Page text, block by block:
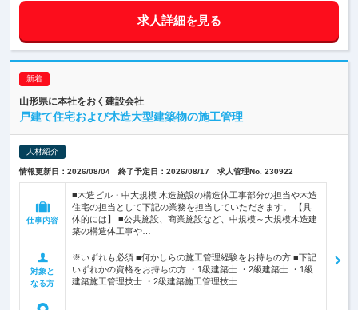
求人詳細を見る
山形県に本社をおく建設会社
戸建て住宅および木造大型建築物の施工管理
人材紹介
情報更新日：2026/08/04 終了予定日：2026/08/17 求人管理No. 230922
仕事内容
■木造ビル・中大規模 木造施設の構造体工事部分の担当や木造
住宅の担当として下記の業務を担当していただきます。 【具
体的には】 ■公共施設、商業施設など、中規模～大規模木造建
築の構造体工事や…
対象と
なる方
※いずれも必須 ■何かしらの施工管理経験をお持ちの方 ■下記
いずれかの資格をお持ちの方 ・1級建築士 ・2級建築士 ・1級
建築施工管理技士 ・2級建築施工管理技士